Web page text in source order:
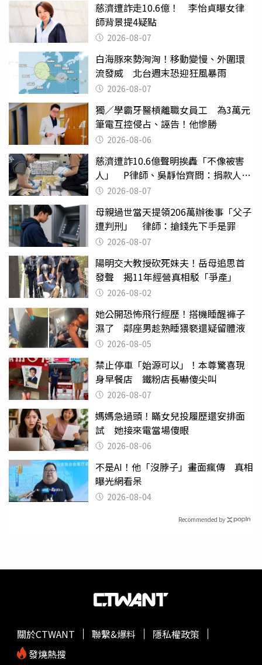
慈濟遭詐走10.6億！ 李怡貞曝女律
師背景提4疑點
2026-08-07
白海豚來勢洶洶！移動變慢、外圍環
流發威 北台週末恐迎狂風暴雨
2026-08-07
獨／學霸牙醫槓離職女員工 為3萬元
筆電互控侵占、誣告！他慘勝
2026-08-06
慈濟遭詐10.6億聲明挨轟「不像被害
人」 P律師、吳靜怡齊問：捐款人有
權知道真相
2026-08-07
母親過世當天提領206萬辦後事「父子
遭判刑」 律師：搶錢先下手是罪
2026-08-07
陽明交大教授砍死妹夫！岳母追思首
發聲 揭11年經營真相駁「爭產」
2026-08-02
她公開恐怖飛行經歷！搭機睡醒褲子
濕了 鄰座男趁熟睡猥褻還疑留體液
2026-08-05
禁止停車「始源可以」！本尊驚喜現
身早餐店 鐵粉店長嚇傻尖叫
2026-08-07
媽媽急過頭！瞞女兒投履歷還安排面
試 她接來電當場傻眼
2026-08-06
不是AI！他「沒脖子」畫面瘋傳 真相
曝光網看呆
2026-08-04
Recommended by
關於CTWANT 聯繫&爆料
隱私權政策
發燒熱搜